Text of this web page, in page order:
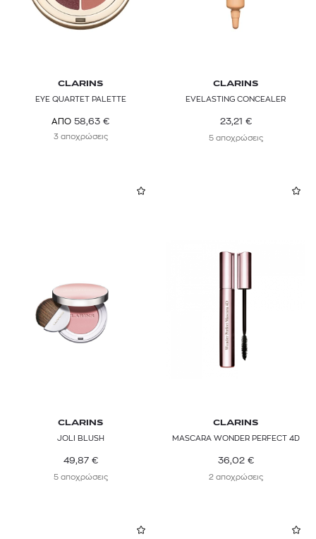
CLARINS
EYE QUARTET PALETTE
ΑΠΟ 58,63 €
3 αποχρώσεις
CLARINS
EVELASTING CONCEALER
23,21 €
5 αποχρώσεις
CLARINS
JOLI BLUSH
49,87 €
5 αποχρώσεις
CLARINS
MASCARA WONDER PERFECT 4D
36,02 €
2 αποχρώσεις